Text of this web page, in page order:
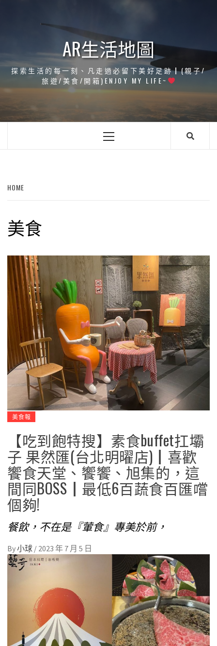
AR生活地圖
探索生活的每一刻、凡走過必留下美好足跡┃(親子/
旅遊/美食/開箱)ENJOY MY LIFE~
Primary
HOME
美食
美食報
【吃到飽特搜】素食buffet扛壩
子 果然匯(台北明曜店)┃喜歡
饗食天堂、饗饗、旭集的，這
間同BOSS┃最低6百蔬食百匯嚐
個夠!
餐飲，不在是『葷食』專美於前，
By小球 / 2023 年 7 月 5 日